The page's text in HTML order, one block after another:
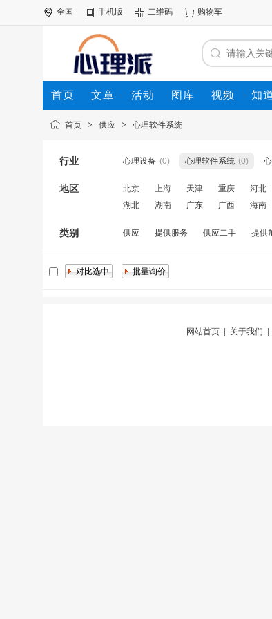
全国 手机版 二维码 购物车
首页 文章 活动 图库 视频 知
首页 > 供应 > 心理软件系统
行业 心理设备 (0) 心理软件系统 (0)
地区 北京 上海 天津 重庆 河北
湖北
湖南 广东 广西 海南
类别 供应 提供服务 供应二手 提供
网站首页 关于我们